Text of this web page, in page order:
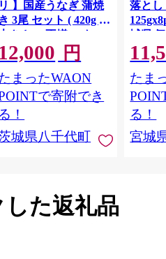
リ 】国産うなぎ 蒲焼
き 3尾 セット ( 420g )
大きさ の不揃い タ
レ・山椒付き ウナギ
ふぞろい 不揃い う
重 ひつまぶし 人気
城 八千代町 ふるさ
と納税 冷凍 [SF951ya]
12,000 円
まったWAON
で寄附でき
る！
城県八千代町
落とし
城県
お刺し
生 生
鮭 銀
介
たま
る！
宮城
た返礼品